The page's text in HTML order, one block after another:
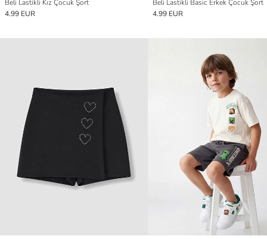
Beli Lastikli Kız Çocuk Şort
4.99 EUR
Beli Lastikli Basic Erkek Çocuk Şort
4.99 EUR